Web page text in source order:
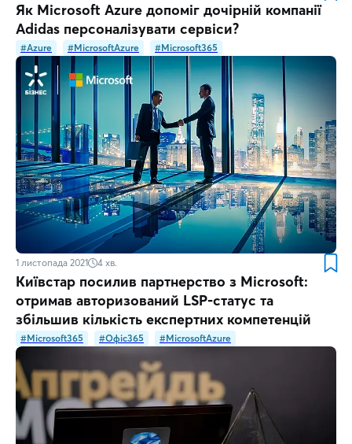
Як Microsoft Azure допоміг дочірній компанії
Adidas персоналізувати сервіси?
#Azure #MicrosoftAzure #Microsoft365
1 листопада 2021 4 хв.
Київстар посилив партнерство з Microsoft:
отримав авторизований LSP-статус та
збільшив кількість експертних компетенцій
#Microsoft365 #Офіс365 #MicrosoftAzure